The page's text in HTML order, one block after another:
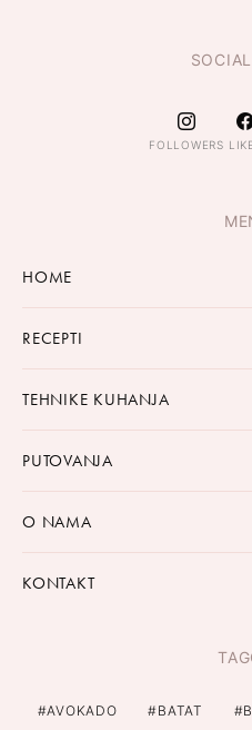
FOLLOWERS
HOME
RECEPTI
TEHNIKE KUHANJA
PUTOVANJA
O NAMA
KONTAKT
AVOKADO BATAT